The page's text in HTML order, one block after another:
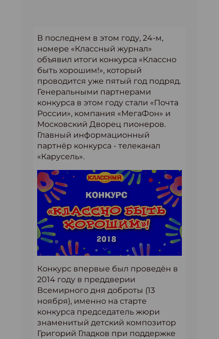
В последнем в этом году, 24-м,
номере «Классный журнал»
объявил итоги конкурса «Классно
быть хорошим!», который
проводится уже пятый год подряд.
Генеральными партнерами
конкурса в этом году стали «Почта
России», компания «МегаФон» и
Московский Дворец пионеров.
Главный информационный
партнёр конкурса - телеканал
«Карусель».
Конкурс впервые был проведён в
2014 году в преддверии
Всемирного дня доброты (13
ноября), именно на старте
конкурса председатель жюри
знаменитый детский композитор
Григорий Гладков при поддержке